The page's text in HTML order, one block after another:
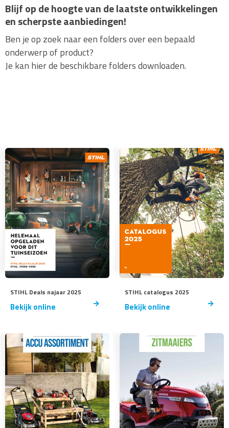
Blijf op de hoogte van de laatste ontwikkelingen
en scherpste aanbiedingen!
Ben je op zoek naar een folders over een bepaald
onderwerp of product?
Je kan hier de beschikbare folders downloaden.
STIHL Deals najaar 2025
Bekijk online
STIHL catalogus 2025
Bekijk online